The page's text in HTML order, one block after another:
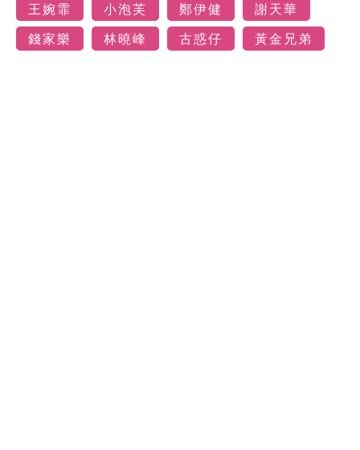
王婉霏
小泡芙 鄭伊健
謝天華
錢家樂
林曉峰 古惑仔 黃金兄弟